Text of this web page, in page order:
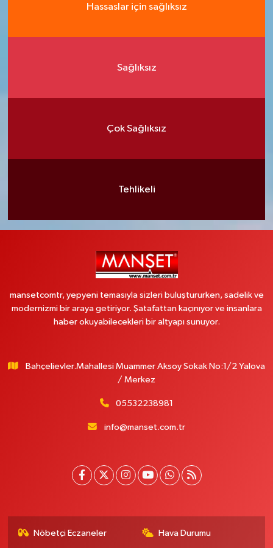
Hassaslar için sağlıksız
Sağlıksız
Çok Sağlıksız
Tehlikeli
mansetcomtr, yepyeni temasıyla sizleri buluştururken, sadelik ve
modernizmi bir araya getiriyor. Şatafattan kaçınıyor ve insanlara
haber okuyabilecekleri bir altyapı sunuyor.
Bahçelievler.Mahallesi Muammer Aksoy Sokak No:1/2 Yalova
/ Merkez
05532238981
info@manset.com.tr
Nöbetçi Eczaneler Hava Durumu